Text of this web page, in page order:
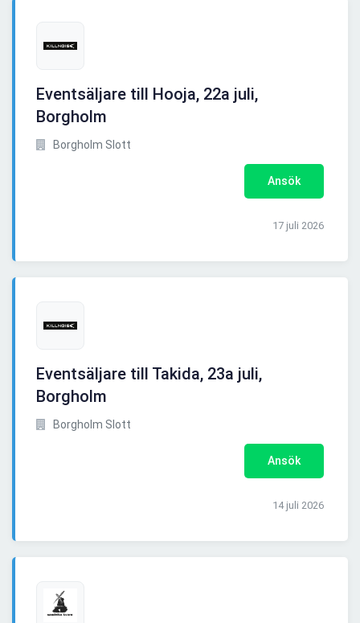
Eventsäljare till Hooja, 22a juli,
Borgholm
Borgholm Slott
Ansök
17 juli 2026
Eventsäljare till Takida, 23a juli,
Borgholm
Borgholm Slott
Ansök
14 juli 2026